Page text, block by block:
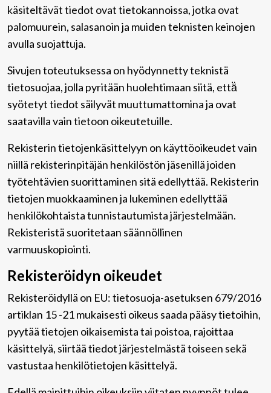
käsiteltävät tiedot ovat tietokannoissa, jotka ovat
palomuurein, salasanoin ja muiden teknisten keinojen
avulla suojattuja.
Sivujen toteutuksessa on hyödynnetty teknistä
tietosuojaa, jolla pyritään huolehtimaan siitä, että̈
syötetyt tiedot säilyvät muuttumattomina ja ovat
saatavilla vain tietoon oikeutetuille.
Rekisterin tietojenkäsittelyyn on käyttöoikeudet vain
niillä rekisterinpitäjän henkilöstön jäsenillä joiden
työtehtävien suorittaminen sitä edellyttää. Rekisterin
tietojen muokkaaminen ja lukeminen edellyttää
henkilökohtaista tunnistautumista järjestelmään.
Rekisteristä suoritetaan säännöllinen
varmuuskopiointi.
Rekisteröidyn oikeudet
Rekisteröidyllä on EU: tietosuoja-asetuksen 679/2016
artiklan 15 -21 mukaisesti oikeus saada pääsy tietoihin,
pyytää tietojen oikaisemista tai poistoa, rajoittaa
käsittelyä, siirtää tiedot järjestelmästä toiseen sekä
vastustaa henkilötietojen käsittelyä.